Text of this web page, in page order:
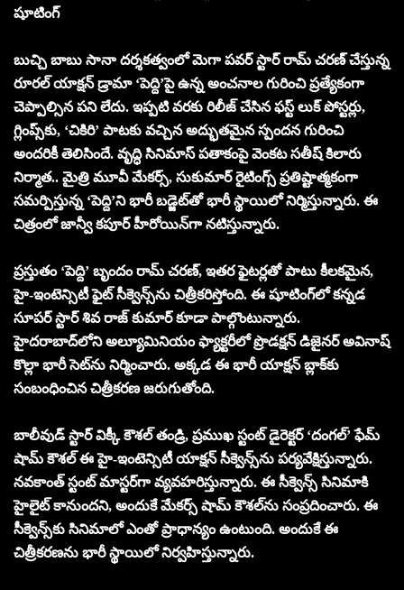
షూటింగ్
బుచ్చి బాబు సానా దర్శకత్వంలో మెగా పవర్ స్టార్ రామ్ చరణ్ చేస్తున్న
రూరల్ యాక్షన్ డ్రామా ‘పెద్ది’పై ఉన్న అంచనాల గురించి ప్రత్యేకంగా
చెప్పాల్సిన పని లేదు. ఇప్పటి వరకు రిలీజ్ చేసిన ఫస్ట్ లుక్ పోస్టర్లు,
గ్లింప్స్‌కు, ‘చికిరి’ పాటకు వచ్చిన అద్భుతమైన స్పందన గురించి
అందరికీ తెలిసిందే. వృద్ధి సినిమాస్ పతాకంపై వెంకట సతీష్ కిలారు
నిర్మాత.. మైత్రి మూవీ మేకర్స్, సుకుమార్ రైటింగ్స్ ప్రతిష్టాత్మకంగా
సమర్పిస్తున్న ‘పెద్ది’ని భారీ బడ్జెట్‌తో భారీ స్థాయిలో నిర్మిస్తున్నారు. ఈ
చిత్రంలో జాన్వీ కపూర్ హీరోయిన్‌గా నటిస్తున్నారు.
ప్రస్తుతం ‘పెద్ది’ బృందం రామ్ చరణ్, ఇతర ఫైటర్లతో పాటు కీలకమైన,
హై-ఇంటెన్సిటీ ఫైట్ సీక్వెన్స్‌ను చిత్రీకరిస్తోంది. ఈ షూటింగ్‌లో కన్నడ
సూపర్ స్టార్ శివ రాజ్ కుమార్ కూడా పాల్గొంటున్నారు.
హైదరాబాద్‌లోని అల్యూమినియం ఫ్యాక్టరీలో ప్రొడక్షన్ డిజైనర్ అవినాష్
కొల్లా భారీ సెట్‌ను నిర్మించారు. అక్కడ ఈ భారీ యాక్షన్ బ్లాక్‌కు
సంబంధించిన చిత్రీకరణ జరుగుతోంది.
బాలీవుడ్ స్టార్ విక్కీ కౌశల్ తండ్రి, ప్రముఖ స్టంట్ డైరెక్టర్ ‘దంగల్’ ఫేమ్
షామ్ కౌశల్ ఈ హై-ఇంటెన్సిటీ యాక్షన్ సీక్వెన్స్‌ను పర్యవేక్షిస్తున్నారు.
నవకాంత్ స్టంట్ మాస్టర్‌గా వ్యవహరిస్తున్నారు. ఈ సీక్వెన్స్ సినిమాకి
హైలైట్‌ కానుందని, అందుకే మేకర్స్ షామ్ కౌశల్‌ను సంప్రదించారు. ఈ
సీక్వెన్స్‌కు సినిమాలో ఎంతో ప్రాధాన్యం ఉంటుంది. అందుకే ఈ
చిత్రీకరణను భారీ స్థాయిలో నిర్వహిస్తున్నారు.